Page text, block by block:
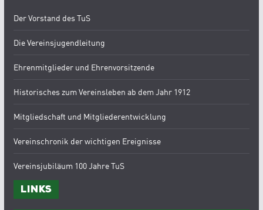
Der Vorstand des TuS
Die Vereinsjugendleitung
Ehrenmitglieder und Ehrenvorsitzende
Historisches zum Vereinsleben ab dem Jahr 1912
Mitgliedschaft und Mitgliederentwicklung
Vereinschronik der wichtigen Ereignisse
Vereinsjubiläum 100 Jahre TuS
Links